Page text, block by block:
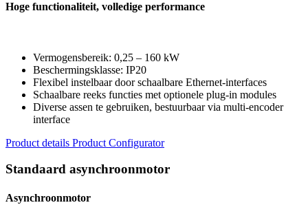
Hoge functionaliteit, volledige performance
Vermogensbereik: 0,25 – 160 kW
Beschermingsklasse: IP20
Flexibel instelbaar door schaalbare Ethernet-interfaces
Schaalbare reeks functies met optionele plug-in modules
Diverse assen te gebruiken, bestuurbaar via multi-encoder
interface
Product details Product Configurator
Standaard asynchroonmotor
Asynchroonmotor